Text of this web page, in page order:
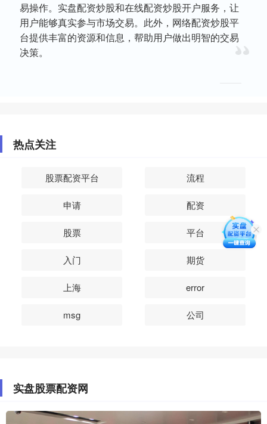
易操作。实盘配资炒股和在线配资炒股开户服务，让
用户能够真实参与市场交易。此外，网络配资炒股平
台提供丰富的资源和信息，帮助用户做出明智的交易
决策。
热点关注
股票配资平台 流程
申请 配资
股票 平台
入门 期货
上海 error
msg 公司
实盘股票配资网